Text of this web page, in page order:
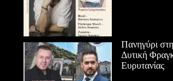
Πανηγύρι στη
Δυτική
Ευρυτανίας